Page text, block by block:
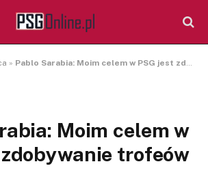
» Pablo Sarabia: Moim celem w PSG jest zdobywanie trofeów
Moim celem w
trofeów